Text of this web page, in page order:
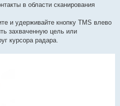
в области сканирования
и удерживайте кнопку TMS влево
захваченную цель или
курсора радара.